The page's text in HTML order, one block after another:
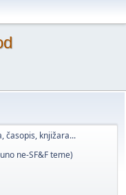
časopis, knjižara...
ne-SF&F teme)